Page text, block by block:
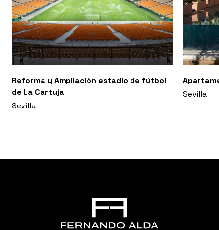
Reforma y Ampliación estadio de fútbol
de La Cartuja
Sevilla
Sevilla